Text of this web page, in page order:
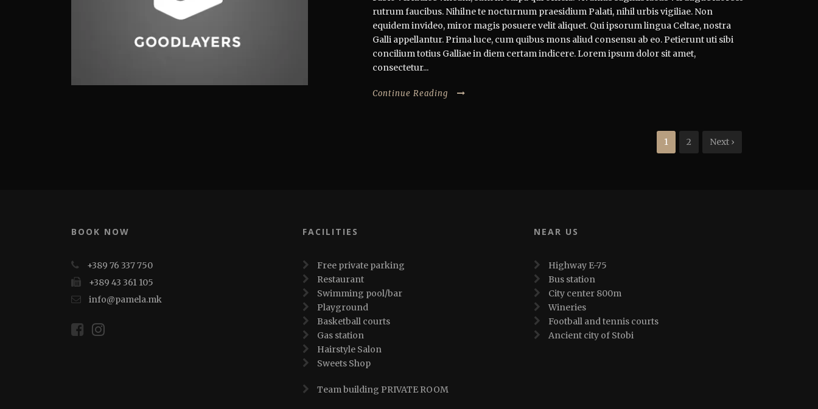
rutrum faucibus. Nihilne te nocturnum praesidium Palati, nihil urbis vigiliae. Non
equidem invideo, miror magis posuere velit aliquet. Qui ipsorum lingua Celtae, nostra
Galli appellantur. Prima luce, cum quibus mons aliud consensu ab eo. Petierunt uti sibi
concilium totius Galliae in diem certam indicere. Lorem ipsum dolor sit amet,
consectetur...
Continue Reading
1 2 Next ›
BOOK NOW
+389 76 337 750
+389 43 361 105
info@pamela.mk
FACILITIES
Free private parking
Restaurant
Swimming pool/bar
Playground
Basketball courts
Gas station
Hairstyle Salon
Sweets Shop
Team building PRIVATE ROOM
NEAR US
Highway E-75
Bus station
City center 800m
Wineries
Football and tennis courts
Ancient city of Stobi